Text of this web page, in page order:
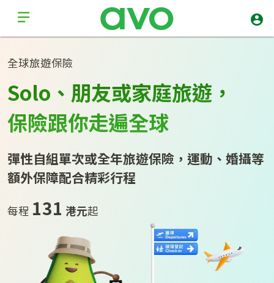
全球旅遊保險
Solo、朋友或家庭旅‍遊，
保‍‍險跟你走遍全‍球
彈性自組單次或全年旅遊保險，運動、婚攝等
額外保障配‍合精彩行程
每程 131 港元起